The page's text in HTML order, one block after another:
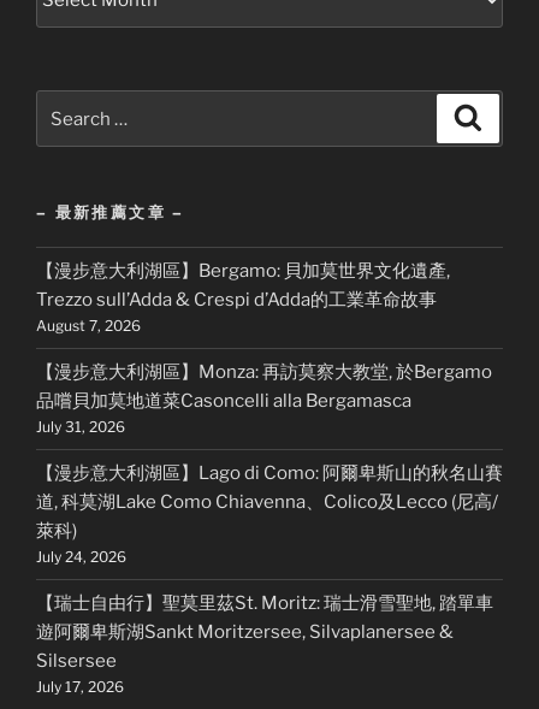
– 最新推薦文章 –
【漫步意大利湖區】Bergamo: 貝加莫世界文化遺產,
Trezzo sull’Adda & Crespi d’Adda的工業革命故事
August 7, 2026
【漫步意大利湖區】Monza: 再訪莫察大教堂, 於Bergamo
品嚐貝加莫地道菜Casoncelli alla Bergamasca
July 31, 2026
【漫步意大利湖區】Lago di Como: 阿爾卑斯山的秋名山賽
道, 科莫湖Lake Como Chiavenna、Colico及Lecco (尼高/
萊科)
July 24, 2026
【瑞士自由行】聖莫里茲St. Moritz: 瑞士滑雪聖地, 踏單車
遊阿爾卑斯湖Sankt Moritzersee, Silvaplanersee &
Silsersee
July 17, 2026